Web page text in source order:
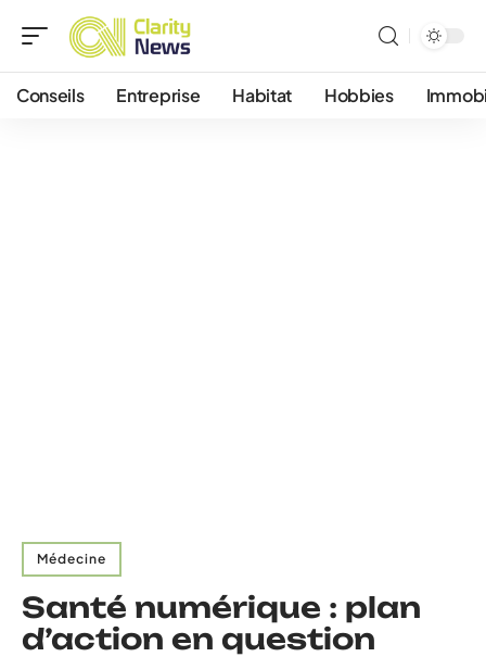
Conseils Entreprise Habitat Hobbies
Médecine
Santé numérique : plan
d’action en question